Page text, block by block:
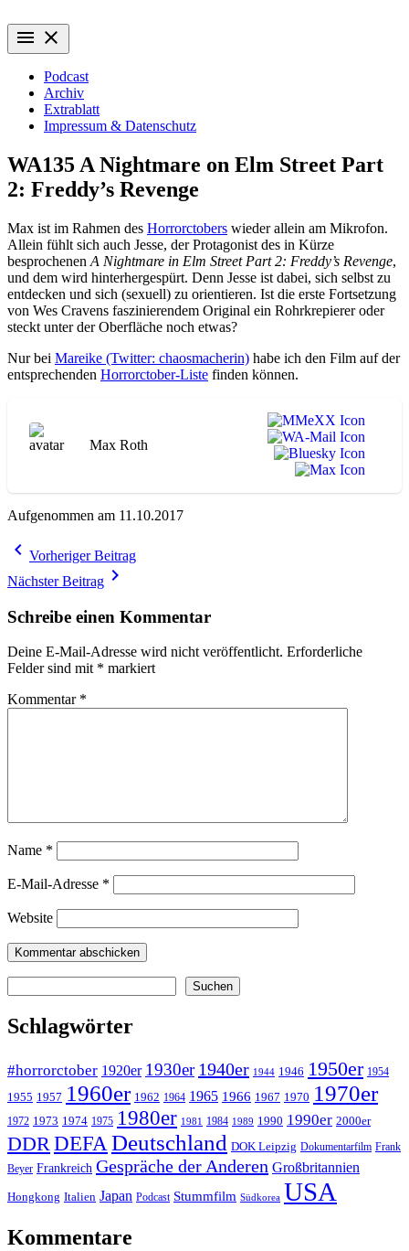
Inhalt
springen
Wiederaufführung
Alte Filme. Neu entdeckt.
menu close
Podcast
Archiv
Extrablatt
Impressum & Datenschutz
WA135 A Nightmare on Elm Street Part
2: Freddy’s Revenge
Max ist im Rahmen des Horrorctobers wieder allein am Mikrofon.
Allein fühlt sich auch Jesse, der Protagonist des in Kürze
besprochenen A Nightmare in Elm Street Part 2: Freddy’s Revenge,
und dem wird hinterhergespürt. Denn Jesse ist dabei, sich selbst zu
entdecken und sich (sexuell) zu orientieren. Ist die erste Fortsetzung
von Wes Cravens faszinierendem Original ein Rohrkrepierer oder
steckt unter der Oberfläche noch etwas?
Nur bei Mareike (Twitter: chaosmacherin) habe ich den Film auf der
entsprechenden Horrorctober-Liste finden können.
Max Roth
Aufgenommen am 11.10.2017
Beitragsnavigation
navigate_before Vorheriger Beitrag
Nächster Beitrag navigate_next
Schreibe einen Kommentar
Deine E-Mail-Adresse wird nicht veröffentlicht. Erforderliche
Felder sind mit * markiert
Kommentar *
Name *
E-Mail-Adresse *
Website
Suchen
Schlagwörter
#horrorctober 1920er 1930er 1940er 1944 1946 1950er 1954
1955 1957 1960er 1962 1964 1965 1966 1967 1970 1970er
1972 1973 1974 1975 1980er 1981 1984 1989 1990 1990er 2000er
DDRDEFA Deutschland DOK Leipzig Dokumentarfilm Frank
Beyer Frankreich Gespräche der Anderen Großbritannien
Hongkong Italien Japan Podcast Stummfilm Südkorea USA
Kommentare